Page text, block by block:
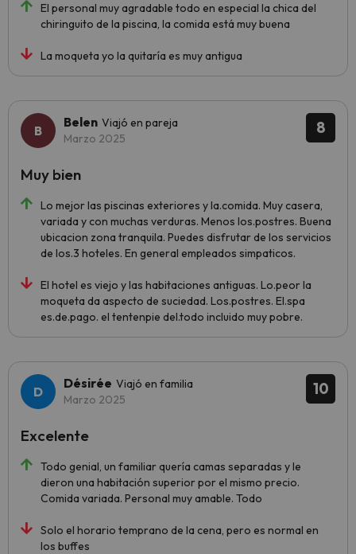
El personal muy agradable todo en especial la chica del
chiringuito de la piscina, la comida está muy buena
La moqueta yo la quitaría es muy antigua
8
Belen Viajó en pareja
Marzo 2025
Lo mejor las piscinas exteriores y la.comida. Muy casera,
variada y con muchas verduras. Menos los.postres. Buena
ubicacion zona tranquila. Puedes disfrutar de los servicios
de los.3 hoteles. En general empleados simpaticos.
El hotel es viejo y las habitaciones antiguas. Lo.peor la
moqueta da aspecto de suciedad. Los.postres. El.spa
es.de.pago. el tentenpie del.todo incluido muy pobre.
Muy bien
10
Désirée Viajó en familia
Marzo 2025
Todo genial, un familiar quería camas separadas y le
dieron una habitación superior por el mismo precio.
Comida variada. Personal muy amable. Todo
Solo el horario temprano de la cena, pero es normal en
los buffes
Excelente